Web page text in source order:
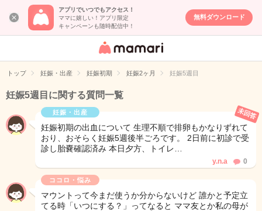
アプリでいつでもアクセス！
ママに嬉しい！アプリ限定
キャンペーンも随時配信中！
無料ダウンロード
女性専用匿名QA
イト
トップ 妊娠・出産 妊娠初期 妊娠2ヶ月 妊娠5週目
妊娠5週目に関する質問一覧
妊娠・出産
妊娠初期の出血について 生理不順で排卵もかなりずれて
おり、おそらく妊娠5週後半ごろです。 2日前に初診で受
診し胎嚢確認済み 本日夕方、トイレ…
未回答
y.n.a 0
ココロ・悩み
マウントって今まだ使うか分からないけど 誰かと予定立
てる時「いつにする？」ってなると ママ友とか私の母が